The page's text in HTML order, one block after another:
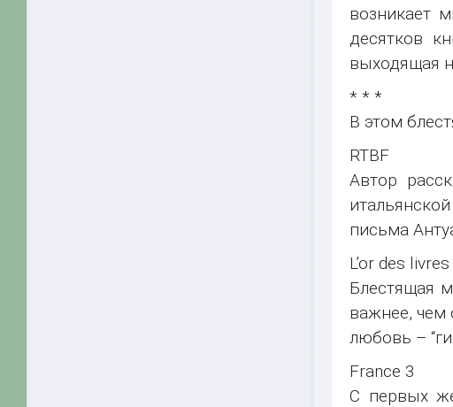
возникает
десятков
выходящая
* * *
В этом
RTBF
Автор
письма
L’or des livres
Блестящая
важнее, чем
любовь –
France 3
С первых